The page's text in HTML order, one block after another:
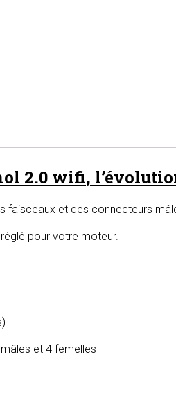
2.0 wifi,
faisceaux et des connecteurs
pour votre moteur.
et 4 femelles